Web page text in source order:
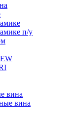
п/у
вина
вина